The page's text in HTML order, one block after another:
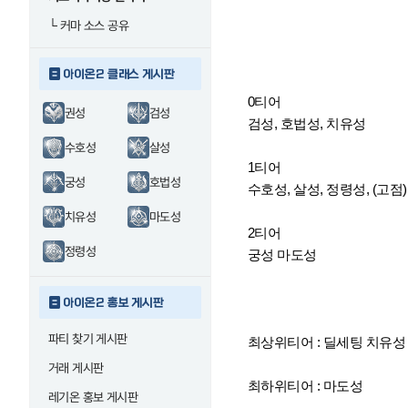
└커마 소스 공유
아이온2 클래스 게시판
권성 검성
수호성 살성
궁성 호법성
치유성 마도성
정령성
아이온2 홍보 게시판
파티 찾기 게시판
거래 게시판
레기온 홍보 게시판
0티어
검성, 호법성, 치유성
1티어
수호성, 살성, 정령성, (고점
2티어
궁성 마도성
최상위티어 : 딜세팅 치유성
최하위티어 : 마도성